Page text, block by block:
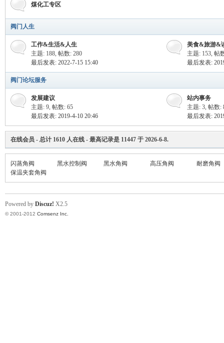
论
煤化工专区
阀门人生
工作&生活&人生
主题: 188, 帖数: 280
最后发表: 2022-7-15 15:40
美食&旅游&
主题: 153, 帖
最后发表:
阀门论坛服务
发展建议
主题: 9, 帖数: 65
最后发表: 2019-4-10 20:46
站内事务
主题: 3, 帖数:
最后发表:
在线会员 - 总计 1610 人在线 - 最高记录是 11447 于 2026-6-8.
闪蒸角阀 黑水控制阀 黑水角阀 高压角阀
耐磨角阀
保温夹套角阀
Powered by Discuz! X2.5
© 2001-2012 Comsenz Inc.